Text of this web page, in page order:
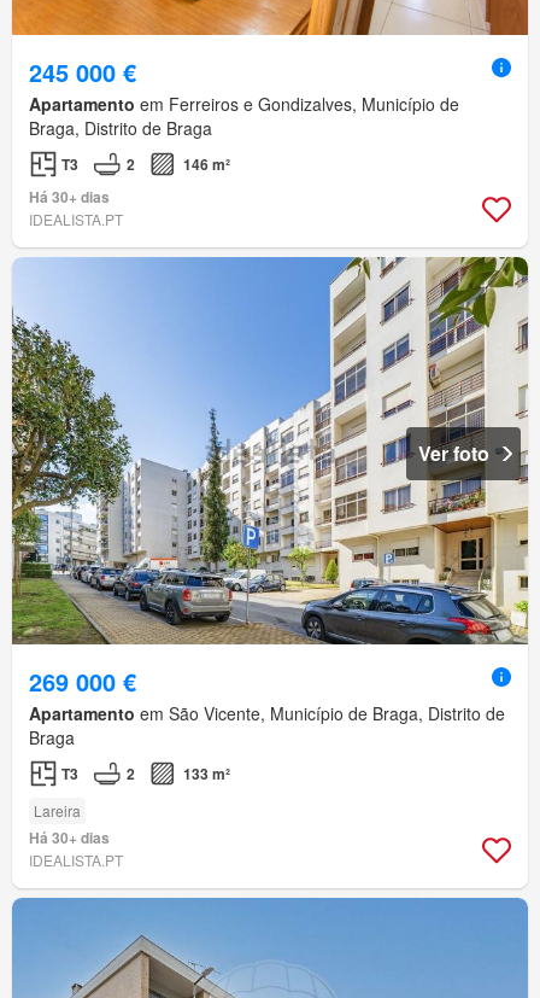
245 000 €
Apartamento em Ferreiros e Gondizalves, Município de
Braga, Distrito de Braga
T3 2
146 m²
Há 30+ dias
IDEALISTA.PT
Ver foto
269 000 €
Apartamento em São Vicente, Município de Braga, Distrito de
Braga
T3 2 133 m²
Lareira
Há 30+ dias
IDEALISTA.PT